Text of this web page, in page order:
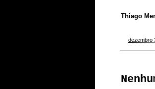
Thiago
dezembro